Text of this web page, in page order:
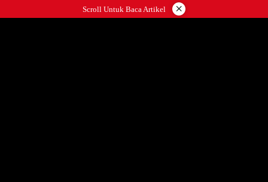
ke
Scroll Untuk Baca Artikel ×